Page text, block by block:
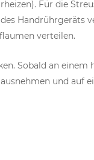
Für die
Handrührgeräts
verteilen.
Sobald an
und auf